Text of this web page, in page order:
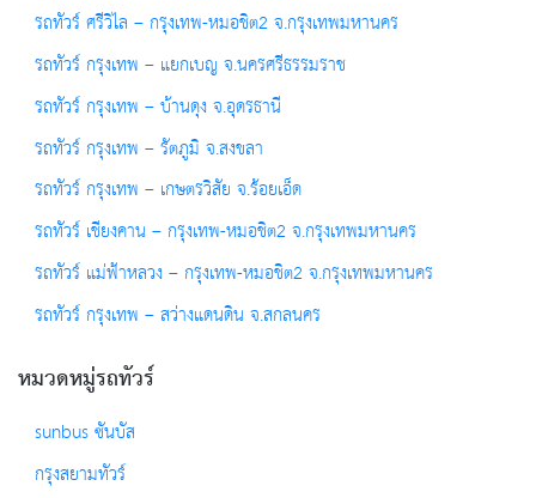
รถทัวร์ ศรีวิไล – กรุงเทพ-หมอชิต2 จ.กรุงเทพมหานคร
รถทัวร์ กรุงเทพ – แยกเบญ จ.นครศรีธรรมราช
รถทัวร์ กรุงเทพ – บ้านดุง จ.อุดรธานี
รถทัวร์ กรุงเทพ – รัตภูมิ จ.สงขลา
รถทัวร์ กรุงเทพ – เกษตรวิสัย จ.ร้อยเอ็ด
รถทัวร์ เชียงคาน – กรุงเทพ-หมอชิต2 จ.กรุงเทพมหานคร
รถทัวร์ แม่ฟ้าหลวง – กรุงเทพ-หมอชิต2 จ.กรุงเทพมหานคร
รถทัวร์ กรุงเทพ – สว่างแดนดิน จ.สกลนคร
หมวดหมู่รถทัวร์
sunbus ซันบัส
กรุงสยามทัวร์